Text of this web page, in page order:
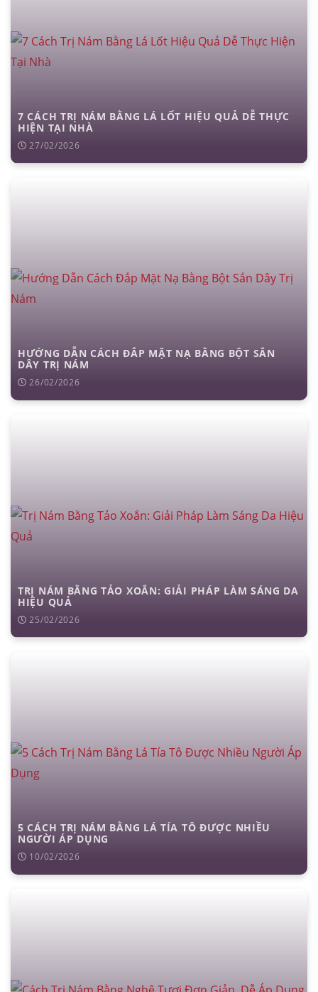
7 CÁCH TRỊ NÁM BẰNG LÁ LỐT HIỆU QUẢ DỄ THỰC
HIỆN TẠI NHÀ
27/02/2026
HƯỚNG DẪN CÁCH ĐẮP MẶT NẠ BẰNG BỘT SẮN
DÂY TRỊ NÁM
26/02/2026
TRỊ NÁM BẰNG TẢO XOẮN: GIẢI PHÁP LÀM SÁNG DA
HIỆU QUẢ
25/02/2026
5 CÁCH TRỊ NÁM BẰNG LÁ TÍA TÔ ĐƯỢC NHIỀU
NGƯỜI ÁP DỤNG
10/02/2026